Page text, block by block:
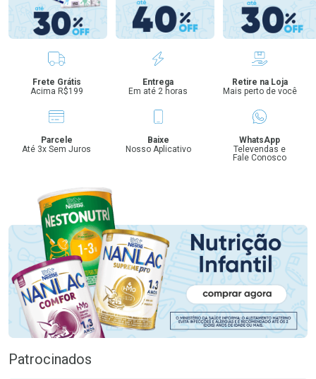
Benefícios
Frete Grátis
Acima R$199
Entrega
Em até 2 horas
Retire na Loja
Mais perto de você
Parcele
Até 3x Sem Juros
Baixe
Nosso Aplicativo
WhatsApp
Televendas e
Fale Conosco
Patrocinados